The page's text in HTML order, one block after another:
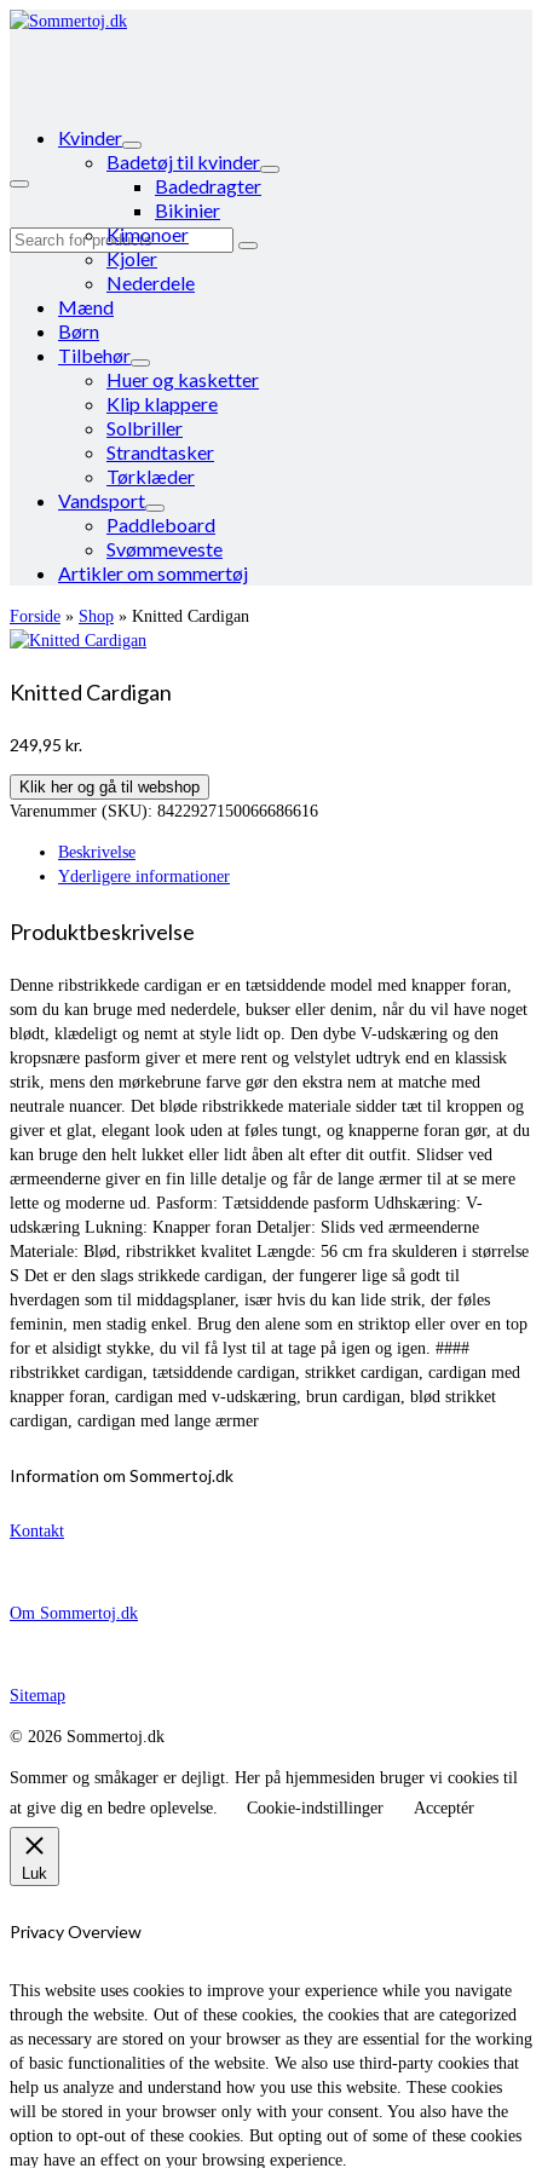
Search
Kvinder
Badetøj til kvinder
Badedragter
Bikinier
Kimonoer
Kjoler
Nederdele
Mænd
Børn
Tilbehør
Huer og kasketter
Klip klappere
Solbriller
Strandtasker
Tørklæder
Vandsport
Paddleboard
Svømmeveste
Artikler om sommertøj
Forside » Shop » Knitted Cardigan
Knitted Cardigan
249,95 kr.
Klik her og gå til webshop
Varenummer (SKU): 8422927150066686616
Beskrivelse
Yderligere informationer
Produktbeskrivelse
Denne ribstrikkede cardigan er en tætsiddende model med knapper foran,
som du kan bruge med nederdele, bukser eller denim, når du vil have noget
blødt, klædeligt og nemt at style lidt op. Den dybe V-udskæring og den
kropsnære pasform giver et mere rent og velstylet udtryk end en klassisk
strik, mens den mørkebrune farve gør den ekstra nem at matche med
neutrale nuancer. Det bløde ribstrikkede materiale sidder tæt til kroppen og
giver et glat, elegant look uden at føles tungt, og knapperne foran gør, at du
kan bruge den helt lukket eller lidt åben alt efter dit outfit. Slidser ved
ærmeenderne giver en fin lille detalje og får de lange ærmer til at se mere
lette og moderne ud. Pasform: Tætsiddende pasform Udhskæring: V-
udskæring Lukning: Knapper foran Detaljer: Slids ved ærmeenderne
Materiale: Blød, ribstrikket kvalitet Længde: 56 cm fra skulderen i størrelse
S Det er den slags strikkede cardigan, der fungerer lige så godt til
hverdagen som til middagsplaner, især hvis du kan lide strik, der føles
feminin, men stadig enkel. Brug den alene som en striktop eller over en top
for et alsidigt stykke, du vil få lyst til at tage på igen og igen. ####
ribstrikket cardigan, tætsiddende cardigan, strikket cardigan, cardigan med
knapper foran, cardigan med v-udskæring, brun cardigan, blød strikket
cardigan, cardigan med lange ærmer
Information om Sommertoj.dk
Kontakt
Om Sommertoj.dk
Sitemap
© 2026 Sommertoj.dk
Sommer og småkager er dejligt. Her på hjemmesiden bruger vi cookies til
at give dig en bedre oplevelse.
Cookie-indstillinger Acceptér
Luk
Privacy Overview
This website uses cookies to improve your experience while you navigate
through the website. Out of these cookies, the cookies that are categorized
as necessary are stored on your browser as they are essential for the working
of basic functionalities of the website. We also use third-party cookies that
help us analyze and understand how you use this website. These cookies
will be stored in your browser only with your consent. You also have the
option to opt-out of these cookies. But opting out of some of these cookies
may have an effect on your browsing experience.